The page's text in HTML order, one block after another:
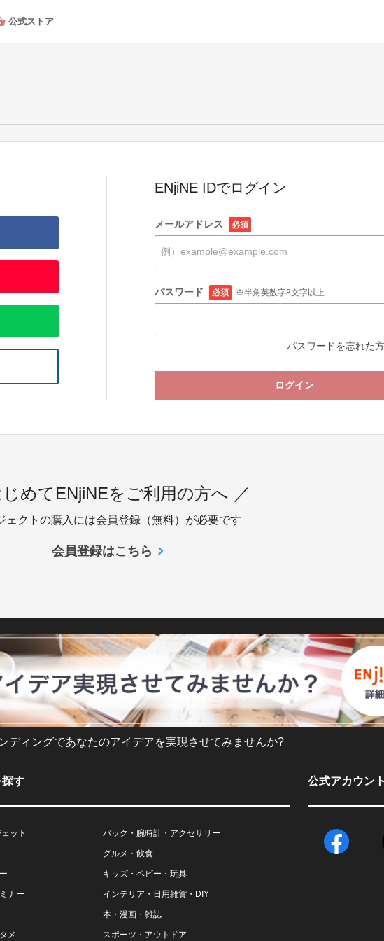
公式ストア
ENjiNE IDでログイン
メールアドレス 必須
パスワード 必須 ※半角英数字8文字以上
パスワードを忘れた
ログイン
じめてENjiNEをご利用の方へ ／
ェクトの購入には会員登録（無料）が必要です
会員登録はこちら
ディングであなたのアイデアを実現させてみませんか?
探す
ット バック・腕時計・アクセサリー
グルメ・飲食
キッズ・ベビー・玩具
ナー インテリア・日用雑貨・DIY
本・漫画・雑誌
メ スポーツ・アウトドア
公式アカウント